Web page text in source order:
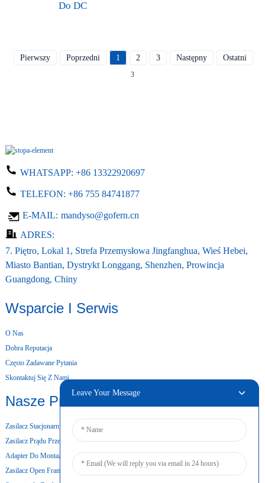
Do DC
Pierwszy Poprzedni 1 2 3 Następny Ostatni
3
WHATSAPP: +86 13322920697
TELEFON: +86 755 84741877
E-MAIL: mandyso@gofern.cn
ADRES:
7. Piętro, Lokal 1, Strefa Przemysłowa Jingfanghua, Wieś Hebei,
Miasto Bantian, Dystrykt Longgang, Shenzhen, Prowincja
Guangdong, Chiny
Wsparcie I Serwis
O Nas
Dobra Reputacja
Często Zadawane Pytania
Skontaktuj Się Z Nami
Nasze Produkty
Zasilacz Stacjonarny
Zasilacz Prądu Przemiennego I Stałego
Adapter Do Montażu Ściennego
Zasilacz Open Frame
Leave Your Message